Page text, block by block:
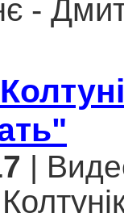
-
|